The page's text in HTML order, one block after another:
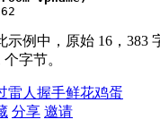
示例中，原始 16，383
个字节。
雷人 握手鲜花鸡蛋
分享 邀请